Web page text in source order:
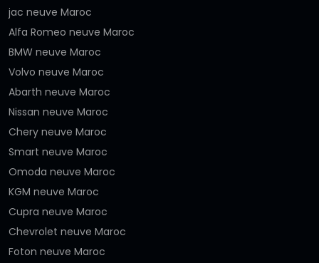
jac neuve Maroc
Alfa Romeo neuve Maroc
BMW neuve Maroc
Volvo neuve Maroc
Abarth neuve Maroc
Nissan neuve Maroc
Chery neuve Maroc
Smart neuve Maroc
Omoda neuve Maroc
KGM neuve Maroc
Cupra neuve Maroc
Chevrolet neuve Maroc
Foton neuve Maroc